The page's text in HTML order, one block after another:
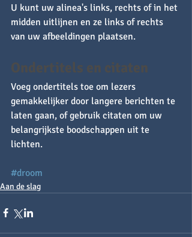
U kunt uw alinea's links, rechts of in het
midden uitlijnen en ze links of rechts
van uw afbeeldingen plaatsen.
Ondertitels en citaten
Voeg ondertitels toe om lezers
gemakkelijker door langere berichten te
laten gaan, of gebruik citaten om uw
belangrijkste boodschappen uit te
lichten.
#droom
Aan de slag